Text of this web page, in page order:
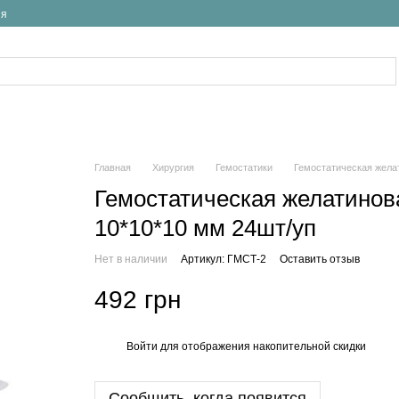
Главная Хирургия Гемостатики Гемостатическая
Гемостатическая
10*10*10 мм 24шт/уп
Нет в наличии Артикул: ГМСТ-2 Оставить отзыв
492 грн
Войти для отображения накопительной скидки